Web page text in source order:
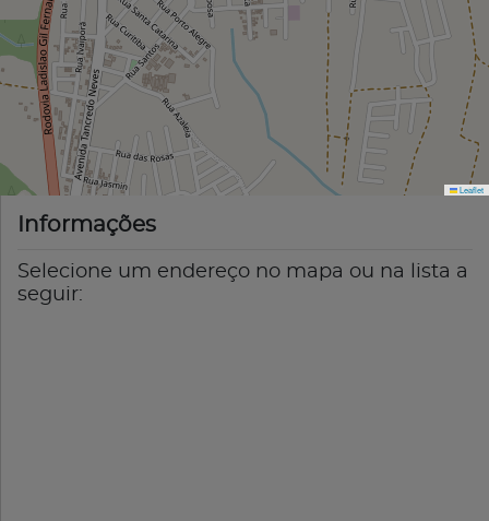
Leaflet
Informações
Selecione um endereço no mapa ou na lista a
seguir: